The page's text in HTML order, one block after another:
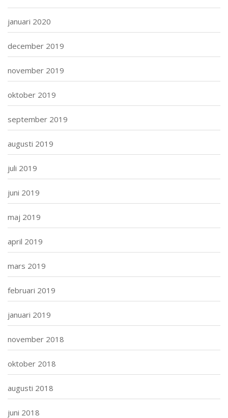
januari 2020
december 2019
november 2019
oktober 2019
september 2019
augusti 2019
juli 2019
juni 2019
maj 2019
april 2019
mars 2019
februari 2019
januari 2019
november 2018
oktober 2018
augusti 2018
juni 2018